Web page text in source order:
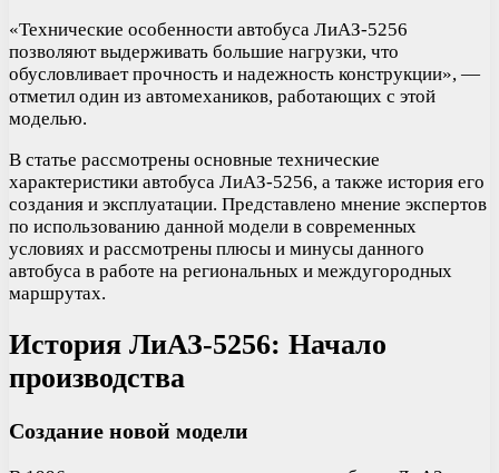
«Технические особенности автобуса ЛиАЗ-5256
позволяют выдерживать большие нагрузки, что
обусловливает прочность и надежность конструкции», —
отметил один из автомехаников, работающих с этой
моделью.
В статье рассмотрены основные технические
характеристики автобуса ЛиАЗ-5256, а также история его
создания и эксплуатации. Представлено мнение экспертов
по использованию данной модели в современных
условиях и рассмотрены плюсы и минусы данного
автобуса в работе на региональных и междугородных
маршрутах.
История ЛиАЗ-5256: Начало
производства
Создание новой модели